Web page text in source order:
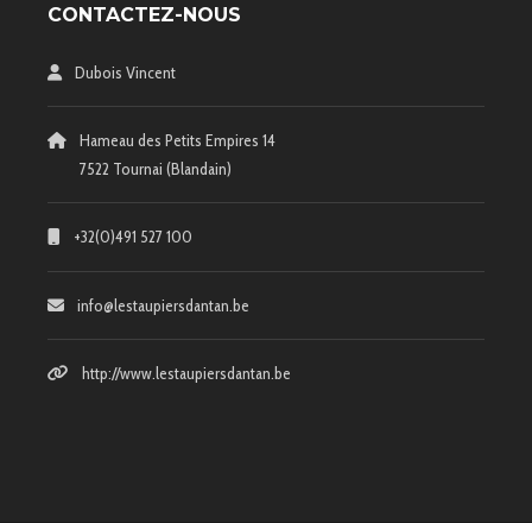
CONTACTEZ-NOUS
Dubois Vincent
Hameau des Petits Empires 14
7522 Tournai (Blandain)
+32(0)491 527 100
info@lestaupiersdantan.be
http://www.lestaupiersdantan.be